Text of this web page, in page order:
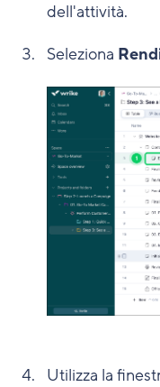
dell'attività.
Seleziona
Utilizza la